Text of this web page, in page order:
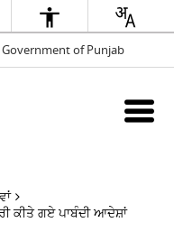
Government of Punjab
ਕੀਤੇ ਗਏ ਪਾਬੰਦੀ ਆਦੇਸ਼ਾਂ